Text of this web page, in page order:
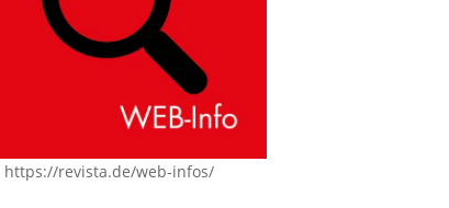
https://revista.de/web-infos/